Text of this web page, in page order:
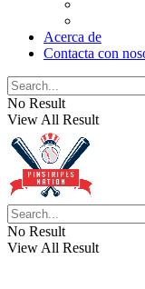
Acerca de
Contacta con
No Result
View All Result
No Result
View All Result